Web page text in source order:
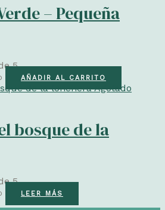
– Pequeña
5
AÑADIR AL CARRITO
Agotado
bosque de la
5
LEER MÁS